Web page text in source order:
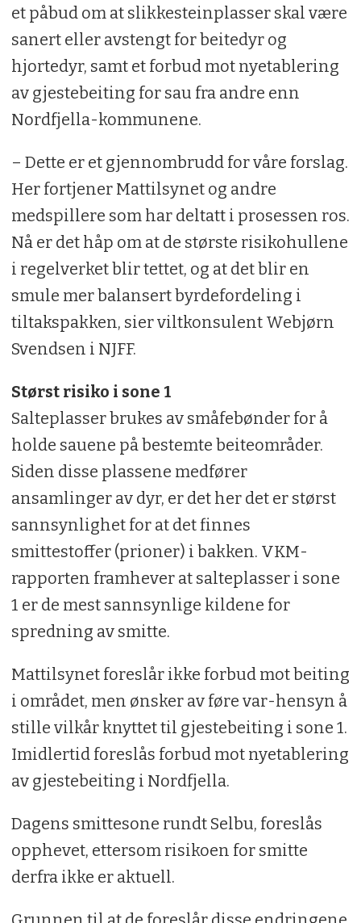
et påbud om at slikkesteinplasser skal være
sanert eller avstengt for beitedyr og
hjortedyr, samt et forbud mot nyetablering
av gjestebeiting for sau fra andre enn
Nordfjella-kommunene.
– Dette er et gjennombrudd for våre forslag.
Her fortjener Mattilsynet og andre
medspillere som har deltatt i prosessen ros.
Nå er det håp om at de største risikohullene
i regelverket blir tettet, og at det blir en
smule mer balansert byrdefordeling i
tiltakspakken, sier viltkonsulent Webjørn
Svendsen i NJFF.
Størst risiko i sone 1
Salteplasser brukes av småfebønder for å
holde sauene på bestemte beiteområder.
Siden disse plassene medfører
ansamlinger av dyr, er det her det er størst
sannsynlighet for at det finnes
smittestoffer (prioner) i bakken. VKM-
rapporten framhever at salteplasser i sone
1 er de mest sannsynlige kildene for
spredning av smitte.
Mattilsynet foreslår ikke forbud mot beiting
i området, men ønsker av føre var-hensyn å
stille vilkår knyttet til gjestebeiting i sone 1.
Imidlertid foreslås forbud mot nyetablering
av gjestebeiting i Nordfjella.
Dagens smittesone rundt Selbu, foreslås
opphevet, ettersom risikoen for smitte
derfra ikke er aktuell.